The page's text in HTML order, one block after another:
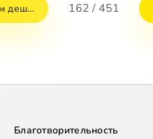
деш… 162 / 451
Благотворительность